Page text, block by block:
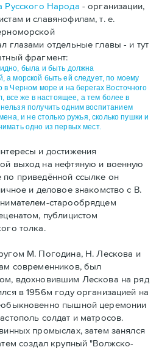
Русского Народа - организации,
и славянофилам, т. е.
глазами отдельные главы - и тут
фрагмент:
была и быть должна
а морской быть ей следует, по моему
Черном море и на берегах Восточного
все же в настоящее, а тем более в
получить одним воспитанием
и не столько ружья, сколько пушки и
одно из первых мест.
и достижения
выход на нефтяную и военную
приведённой ссылке он
и деловое знакомство с В.
старообрядцем
публицистом
толка.
М. Погодина, Н. Лескова и
современников, был
вдохновившим Лескова на ряд
в 1956м году организацией на
пышной церемонии
солдат и матросов.
промыслах, затем занялся
создал крупный "Волжско-